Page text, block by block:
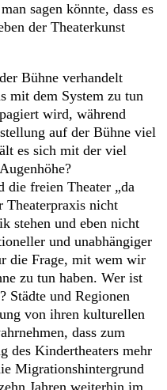
sagen könnte, dass es
der Theaterkunst
Bühne verhandelt
mit dem System zu tun
wird, während
auf der Bühne viel
es sich mit der viel
die freien Theater „da
Theaterpraxis nicht
stehen und eben nicht
und unabhängiger
die Frage, mit wem wir
zu tun haben. Wer ist
Städte und Regionen
von ihren kulturellen
dass zum
des Kindertheaters mehr
Migrationshintergrund